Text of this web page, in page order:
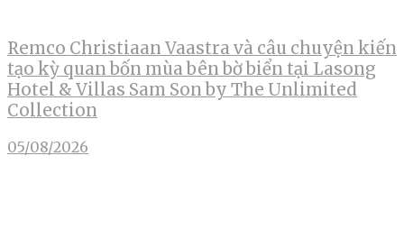
Remco Christiaan Vaastra và câu chuyện kiến
tạo kỳ quan bốn mùa bên bờ biển tại Lasong
Hotel & Villas Sam Son by The Unlimited
Collection
05/08/2026